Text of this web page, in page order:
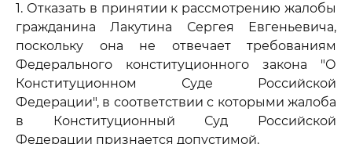
1. Отказать в принятии к рассмотрению жалобы
гражданина Лакутина Сергея Евгеньевича,
поскольку она не отвечает требованиям
Федерального конституционного закона "О
Конституционном Суде Российской
Федерации", в соответствии с которыми жалоба
в Конституционный Суд Российской
Федерации признается допустимой.